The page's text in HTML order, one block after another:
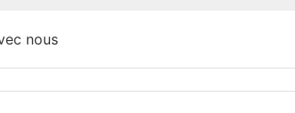
nous